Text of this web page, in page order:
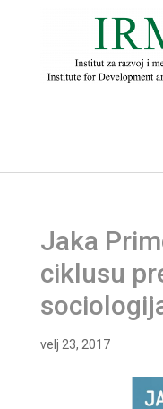
Jaka
ciklusu
velj 23, 2017